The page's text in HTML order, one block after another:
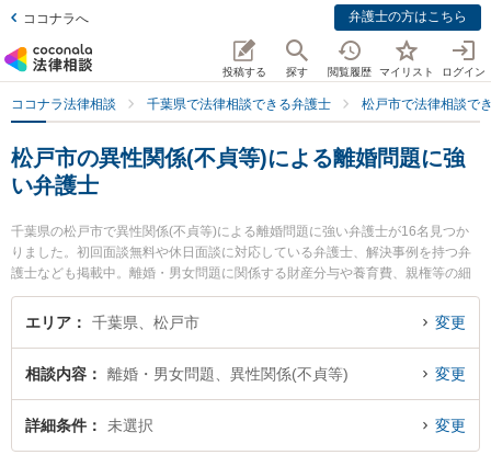
ココナラへ 弁護士の方はこちら
投稿する 探す 閲覧履歴 マイリスト ログイン
ココナラ法律相談 千葉県で法律相談できる弁護士 松戸市で法律相談で
松戸市の異性関係(不貞等)による離婚問題に強
い弁護士
千葉県の松戸市で異性関係(不貞等)による離婚問題に強い弁護士が16名見つか
りました。初回面談無料や休日面談に対応している弁護士、解決事例を持つ弁
護士なども掲載中。離婚・男女問題に関係する財産分与や養育費、親権等の細
かな分野での絞り込み検索もでき便利です。特に松戸総合法律事務所の関野 裕
介弁護士やちば松戸法律事務所の吉成 直人弁護士、東京スタートアップ法律事
婚問題のトラブルを今すぐに弁護士に相談したい』『異性関係(不貞等)による離
婚問題のトラブル解決の実績豊富な近くの弁護士を検索したい』『初回相談無
料で異性関係(不貞等)による離婚問題を法律相談できる松戸市内の弁護士に相談
エリア 千葉県、松戸市 変更
相談内容 離婚・男女問題、異性関係(不貞等) 変更
詳細条件 未選択 変更